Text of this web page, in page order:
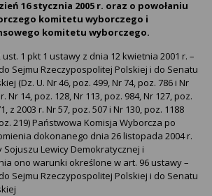
16 stycznia 2005 r. oraz o powołaniu
komitetu wyborczego i
komitetu wyborczego.
1 pkt 1 ustawy z dnia 12 kwietnia 2001 r. –
Sejmu Rzeczypospolitej Polskiej i do Senatu
(Dz. U. Nr 46, poz. 499, Nr 74, poz. 786 i Nr
Nr 14, poz. 128, Nr 113, poz. 984, Nr 127, poz.
z 2003 r. Nr 57, poz. 507 i Nr 130, poz. 1188
219) Państwowa Komisja Wyborcza po
dokonanego dnia 26 listopada 2004 r.
Lewicy Demokratycznej i
ono warunki określone w art. 96 ustawy –
Sejmu Rzeczypospolitej Polskiej i do Senatu